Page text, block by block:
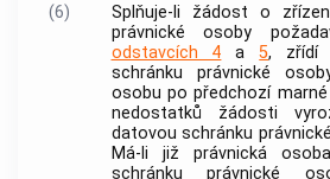
(6)
Splňuje-li žádost o
právnické osoby
odstavcích 4 a5, zřídí
schránku právnické
osobu po předchozí
nedostatků žádosti
datovou schránku
Má-li již právnická
schránku právnické